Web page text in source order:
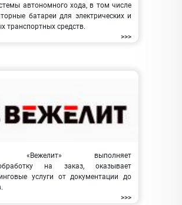
автономного хода, в том числе
батареи для электрических и
транспортных средств.
>>>
«Вежелит» выполняет
на заказ, оказывает
услуги от документации до
>>>